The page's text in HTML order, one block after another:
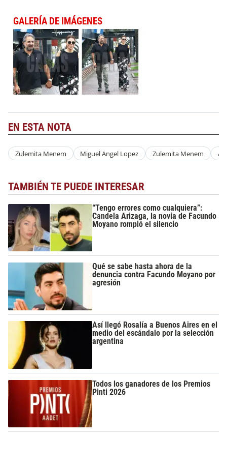
GALERÍA DE IMÁGENES
EN ESTA NOTA
Zulemita Menem Miguel Angel Lopez Zulemita Menem
TAMBIÉN TE PUEDE INTERESAR
“Tengo errores como cualquiera”:
Candela Arizaga, la novia de Facundo
Moyano rompió el silencio
Qué se sabe hasta ahora de la
denuncia contra Facundo Moyano por
agresión
Así llegó Rosalía a Buenos Aires en el
medio del escándalo por la selección
argentina
Todos los ganadores de los Premios
Pinti 2026